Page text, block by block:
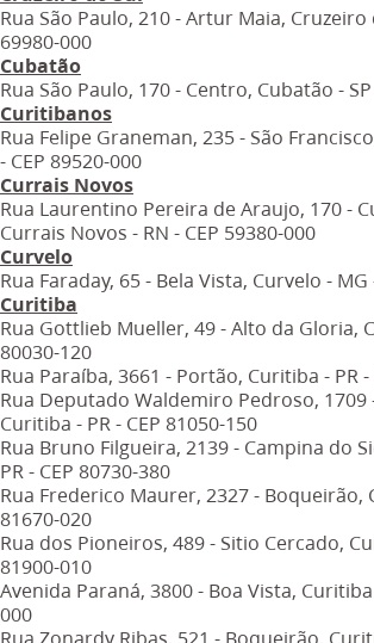
Rua São Paulo, 210 - Artur Maia, Cruzeiro
69980-000
Cubatão
Rua São Paulo, 170 - Centro, Cubatão -
Curitibanos
Rua Felipe Graneman, 235 - São
- CEP 89520-000
Currais Novos
Rua Laurentino Pereira de Araujo, 170 -
Currais Novos - RN - CEP 59380-000
Curvelo
Rua Faraday, 65 - Bela Vista, Curvelo - MG
Curitiba
Rua Gottlieb Mueller, 49 - Alto da Gloria,
80030-120
Rua Paraíba, 3661 - Portão, Curitiba - PR -
Rua Deputado Waldemiro Pedroso, 1709
Curitiba - PR - CEP 81050-150
Rua Bruno Filgueira, 2139 - Campina do
PR - CEP 80730-380
Rua Frederico Maurer, 2327 - Boqueirão,
81670-020
Rua dos Pioneiros, 489 - Sitio Cercado,
81900-010
Avenida Paraná, 3800 - Boa Vista, Curitiba
000